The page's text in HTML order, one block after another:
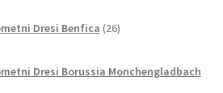
Dresi Benfica 26izdelkov
Dresi Borussia Monchengladbach